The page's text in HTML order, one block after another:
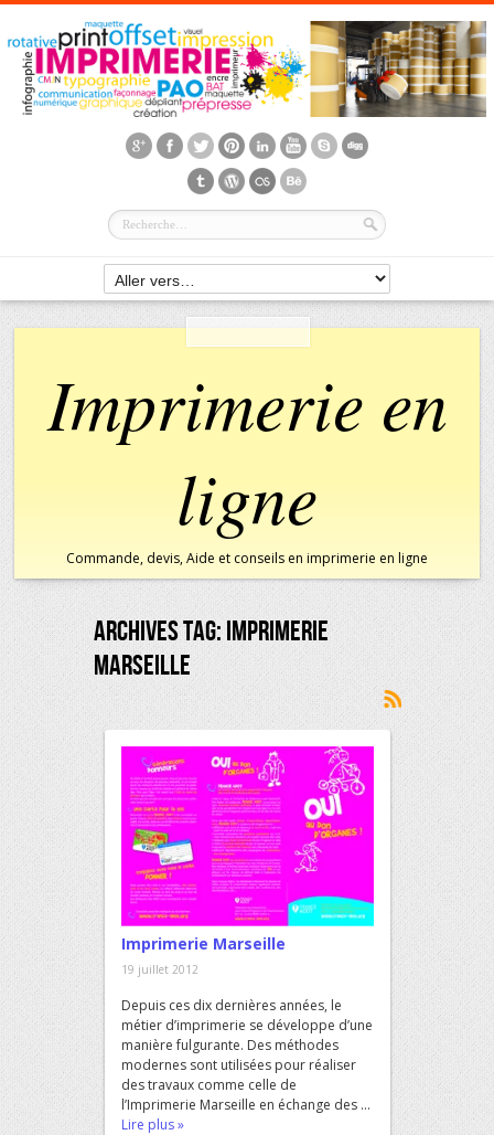
Imprimerie en
ligne
Commande, devis, Aide et conseils en imprimerie en ligne
Archives Tag:Imprimerie
Marseille
Imprimerie Marseille
19 juillet 2012
Depuis ces dix dernières années, le
métier d’imprimerie se développe d’une
manière fulgurante. Des méthodes
modernes sont utilisées pour réaliser
des travaux comme celle de
l’Imprimerie Marseille en échange des ...
Lire plus »